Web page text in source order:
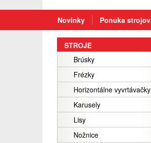
Novinky Ponuka strojov
STROJE
Brúsky
Frézky
Horizontálne vyvrtávačky
Karusely
Lisy
Nožnice